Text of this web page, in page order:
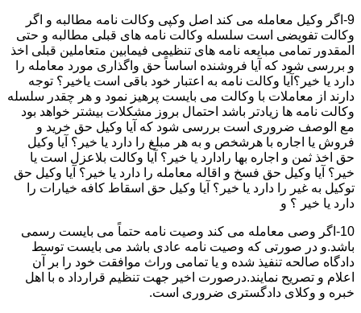
9-اگر وکیل معامله می کند اصل وکپی وکالت نامه مطالبه و اگر
وکالت تفویضی است سلسله وکالت نامه های قبلی مطالبه و حتی
المقدور تمامی مبایعه نامه های تنظیمی فیمابین متعاملین قبلی اخذ
و بررسی شود که آیا فروشنده اساساً حق واگذاری مورد معامله را
دارد یا خیر؟آیا وکالت نامه به اعتبار خود باقی است یاخیر؟ توجه
دارند از معاملات با وکالت می بایست پرهیز نمود و هر چقدر سلسله
وکالت نامه ها زیادتر باشد احتمال بروز مشکلات بیشتر خواهد بود
مع الوصف ضروری است بررسی شود که آیا وکیل حق خرید و
فروش یا اجاره با هرشخص و به هر مبلغ را دارد یا خیر؟ آیا وکیل
حق اخذ ثمن و اجاره بها رادارد یا خیر؟ آیا وکالت بلاعزل است یا
خیر؟ آیا وکیل حق فسخ و اقاله معامله را دارد یا خیر؟ آیا وکیل حق
توکیل به غیر را دارد یا خیر؟ آیا وکیل حق اسقاط کافه خیارات را
دارد یا خیر ؟ و
10-اگر وصی معامله می کند وصیت نامه حتماً می بایست رسمی
باشد.و در صورتی که وصیت نامه عادی باشد می بایست توسط
دادگاه صالحه تنفیذ شده و یا تمامی وراث موافقت خود را بر آن
اعلام و تصریح نمایند.درصورت اخیر جهت تنظیم قرارداد ه با اهل
خبره و وکلای دادگستری ضروری است.